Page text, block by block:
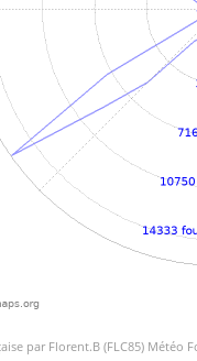
par Florent.B (FLC85) Météo